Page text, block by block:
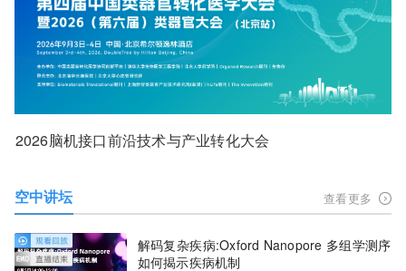
2026脑机接口前沿技术与产业转化大会
空中讲坛 查看更多
解码复杂疾病:Oxford Nanopore 多组学测序
如何揭示疾病机制